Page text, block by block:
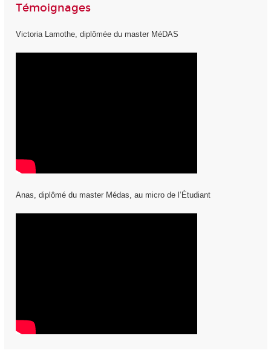
Témoignages
Victoria Lamothe, diplômée du master MéDAS
Anas, diplômé du master Médas, au micro de l’Étudiant